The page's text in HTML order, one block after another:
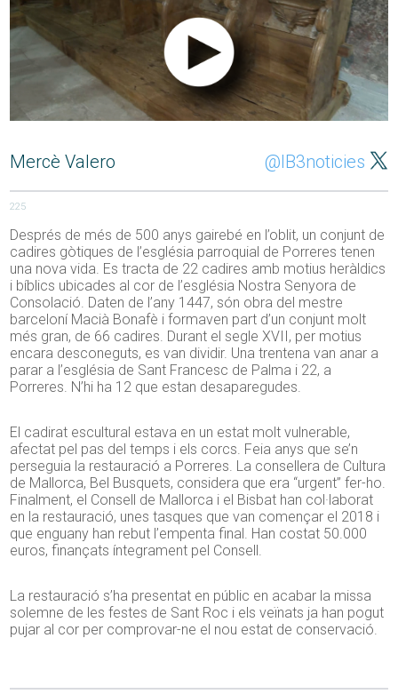
Mercè Valero @IB3noticies
225
Després de més de 500 anys gairebé en l’oblit, un conjunt de
cadires gòtiques de l’església parroquial de Porreres tenen
una nova vida. Es tracta de 22 cadires amb motius heràldics
i bíblics ubicades al cor de l’església Nostra Senyora de
Consolació. Daten de l’any 1447, són obra del mestre
barceloní Macià Bonafè i formaven part d’un conjunt molt
més gran, de 66 cadires. Durant el segle XVII, per motius
encara desconeguts, es van dividir. Una trentena van anar a
parar a l’església de Sant Francesc de Palma i 22, a
Porreres. N’hi ha 12 que estan desaparegudes.
El cadirat escultural estava en un estat molt vulnerable,
afectat pel pas del temps i els corcs. Feia anys que se’n
perseguia la restauració a Porreres. La consellera de Cultura
de Mallorca, Bel Busquets, considera que era “urgent” fer-ho.
Finalment, el Consell de Mallorca i el Bisbat han col·laborat
en la restauració, unes tasques que van començar el 2018 i
que enguany han rebut l’empenta final. Han costat 50.000
euros, finançats íntegrament pel Consell.
La restauració s’ha presentat en públic en acabar la missa
solemne de les festes de Sant Roc i els veïnats ja han pogut
pujar al cor per comprovar-ne el nou estat de conservació.